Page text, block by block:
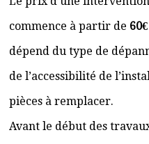
commence à partir de
dépend du type de
de l’accessibilité de
pièces à remplacer.
Avant le début des